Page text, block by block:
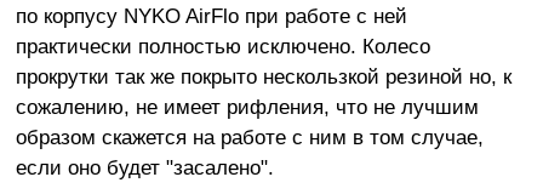
по корпусу NYKO AirFlo при работе с ней
практически полностью исключено. Колесо
прокрутки так же покрыто нескользкой резиной но, к
сожалению, не имеет рифления, что не лучшим
образом скажется на работе с ним в том случае,
если оно будет "засалено".